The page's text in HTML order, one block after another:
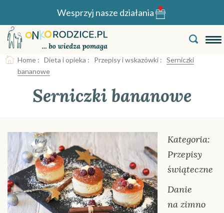
Wesprzyj nasze działania
Kategoria:
Przepisy
świąteczne
Danie
na zimno
Home : Dieta i opieka : Przepisy i wskazówki : Serniczki
bananowe
Serniczki bananowe